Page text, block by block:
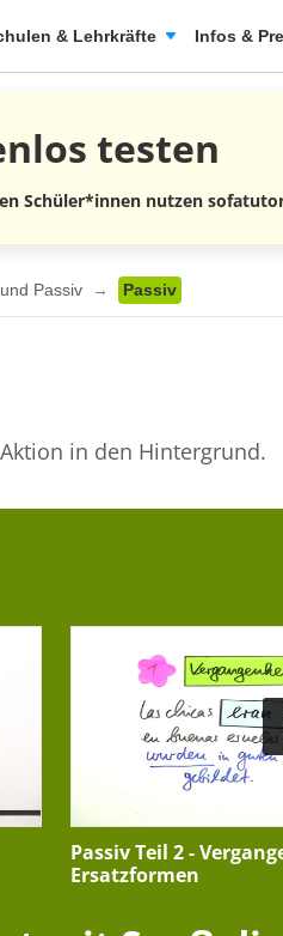
& Lehrkräfte Infos &
testen
Schüler*innen nutzen
Passiv Passiv
in den Hintergrund.
Passiv Teil 2 -
Ersatzformen